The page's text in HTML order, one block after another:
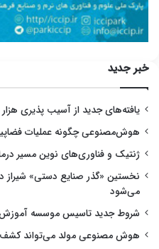
خبر جدید
یافته‌های جدید از آسیب پذیری هزار
هوش‌مصنوعی چگونه عملیات
ژنتیک و فناوری‌های نوین مسیر
نخستین «گذر صنایع دستی» شیراز
می‌شود
شروط جدید تاسیس موسسه آموزش
هوش مصنوعی مولد می‌تواند